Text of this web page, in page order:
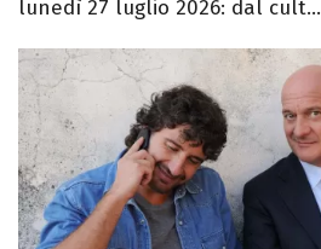
lunedì 27 luglio 2026: dal cult...